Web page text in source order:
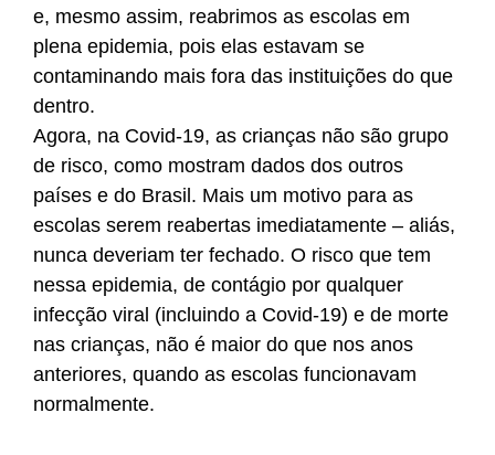
e, mesmo assim, reabrimos as escolas em
plena epidemia, pois elas estavam se
contaminando mais fora das instituições do que
dentro.
Agora, na Covid-19, as crianças não são grupo
de risco, como mostram dados dos outros
países e do Brasil. Mais um motivo para as
escolas serem reabertas imediatamente – aliás,
nunca deveriam ter fechado. O risco que tem
nessa epidemia, de contágio por qualquer
infecção viral (incluindo a Covid-19) e de morte
nas crianças, não é maior do que nos anos
anteriores, quando as escolas funcionavam
normalmente.